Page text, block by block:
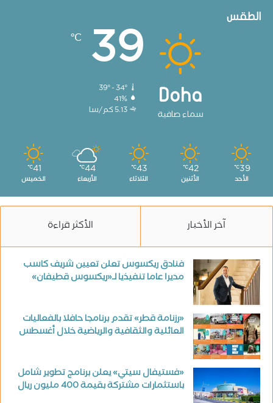
الطقس
Doha
سماء صافية
39
℃
39º - 34º
41%
5.13 كم/سا
39
℃
الأحد
42
℃
الأثنين
43
℃
الثلاثاء
44
℃
الأربعاء
41
℃
الخميس
آخر الأخبار الأكثر قراءة
فنادق ريكسوس تعلن تعيين شريف كاسب
مديرا عاما تنفيذيا لـ«ريكسوس قطيفان»
«رزنامة قطر» تقدم برنامجا حافلا بالفعاليات
العائلية والثقافية والرياضية خلال أغسطس
«فستيفال سيتي» يعلن برنامج تطوير شامل
باستثمارات مشتركة بقيمة 400 مليون ريال